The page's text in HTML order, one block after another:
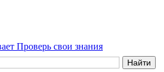
Проверь свои знания